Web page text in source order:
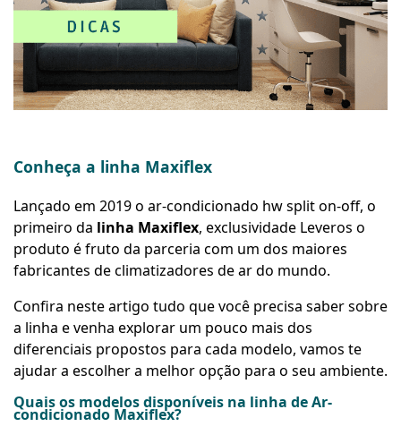
Conheça a linha Maxiflex
Lançado em 2019 o ar-condicionado hw split on-off, o
primeiro da linha Maxiflex, exclusividade Leveros o
produto é fruto da parceria com um dos maiores
fabricantes de climatizadores de ar do mundo.
Confira neste artigo tudo que você precisa saber sobre
a linha e venha explorar um pouco mais dos
diferenciais propostos para cada modelo, vamos te
ajudar a escolher a melhor opção para o seu ambiente.
Quais os modelos disponíveis na linha de Ar-
condicionado Maxiflex?